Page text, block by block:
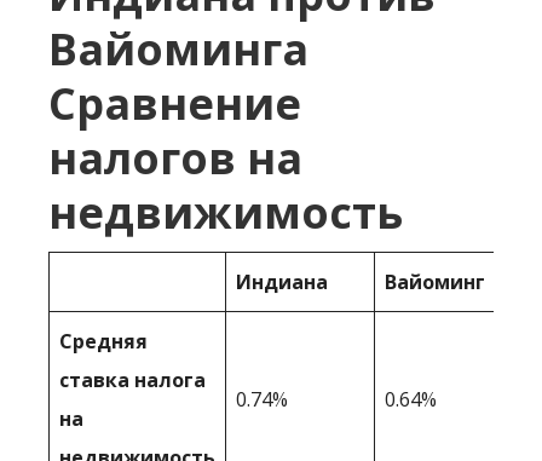
Вайоминга
Сравнение
налогов на
недвижимость
Индиана Вайоминг
Средняя
ставка налога
на
0.74% 0.64%